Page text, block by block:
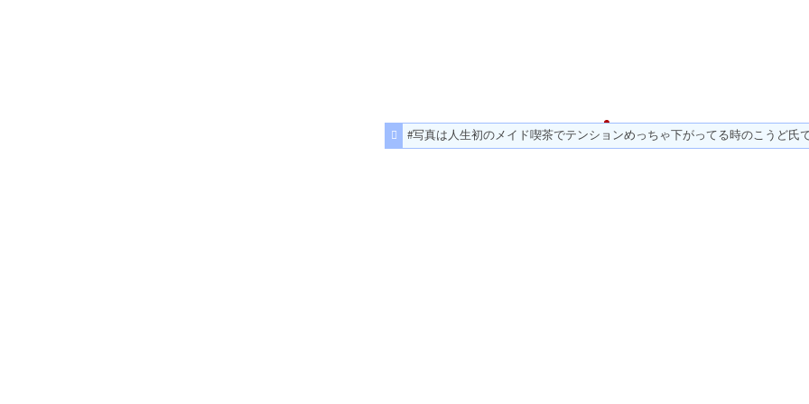
#写真は人生初のメイド喫茶でテンションめっちゃ下がってる時のこうど氏